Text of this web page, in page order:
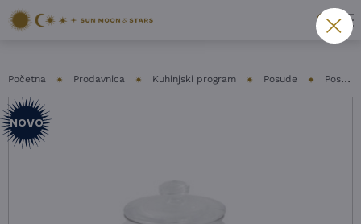
Početna Prodavnica Kuhinjski program Posude Posude za čuvanje hrane
NOVO